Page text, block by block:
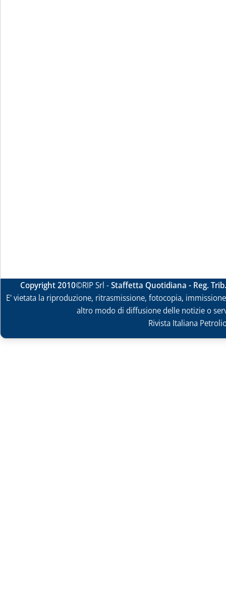
Copyright 2010©RIP Srl -Staffetta Quotidiana - Reg.
E' vietata la riproduzione, ritrasmissione, fotocopia,
altro modo di diffusione delle notizie o
Rivista Italiana